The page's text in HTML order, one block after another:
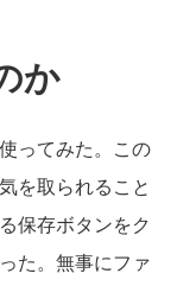
か
ってみた。この
を取られること
保存ボタンをク
た。無事にファ